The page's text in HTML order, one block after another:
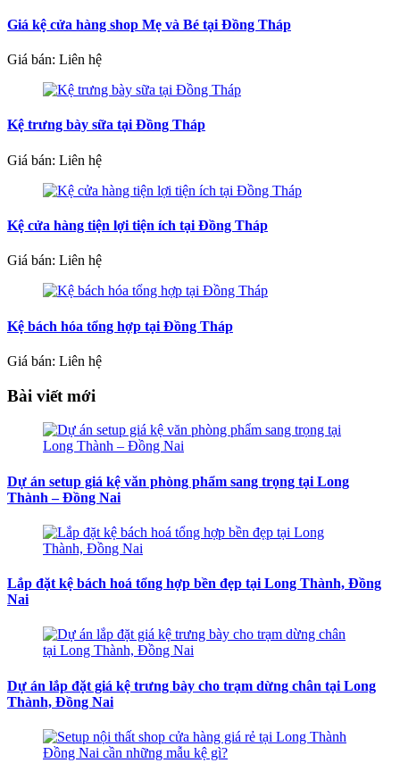
Giá kệ cửa hàng shop Mẹ và Bé tại Đồng Tháp
Giá bán: Liên hệ
Kệ trưng bày sữa tại Đồng Tháp
Giá bán: Liên hệ
Kệ cửa hàng tiện lợi tiện ích tại Đồng Tháp
Giá bán: Liên hệ
Kệ bách hóa tổng hợp tại Đồng Tháp
Giá bán: Liên hệ
Bài viết mới
Dự án setup giá kệ văn phòng phẩm sang trọng tại Long
Thành – Đồng Nai
Lắp đặt kệ bách hoá tổng hợp bền đẹp tại Long Thành, Đồng
Nai
Dự án lắp đặt giá kệ trưng bày cho trạm dừng chân tại Long
Thành, Đồng Nai